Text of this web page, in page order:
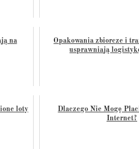
na
Opakowania zbiorcze i
usprawniają
loty
Dlaczego Nie Mogę
Internet?